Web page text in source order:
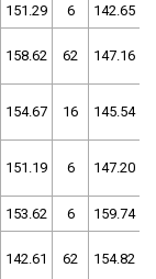
151.29 6 142.65
158.62 62 147.16
154.67 16 145.54
151.19 6 147.20
153.62 6 159.74
142.61 62 154.82